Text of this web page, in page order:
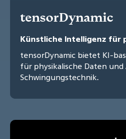
tensorDynamic
Künstliche Intelligenz für
tensorDynamic bietet KI-
für physikalische Daten
Schwingungstechnik.